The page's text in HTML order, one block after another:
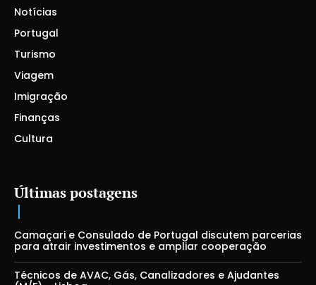
Notícias
Portugal
Turismo
Viagem
Imigração
Finanças
Cultura
Últimas postagens
Camaçari e Consulado de Portugal discutem parcerias
para atrair investimentos e ampliar cooperação
Técnicos de AVAC, Gás, Canalizadores e Ajudantes